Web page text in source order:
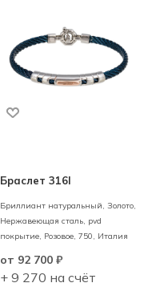
Браслет 316l
Бриллиант натуральный, Золото,
Нержавеющая сталь, pvd
покрытие, Розовое, 750, Италия
от 92 700 ₽
+ 9 270 на счёт